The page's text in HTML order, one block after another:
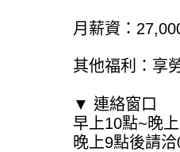
月薪資：
其他福利：享
▼ 連絡窗口
早上10點~晚
晚上9點後請